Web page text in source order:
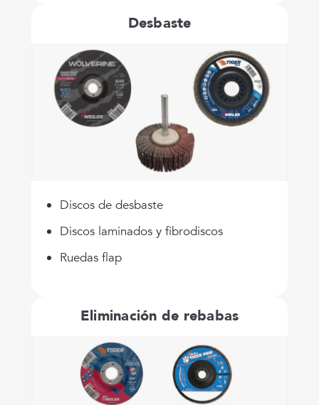
Desbaste
Discos de desbaste
Discos laminados y fibrodiscos
Ruedas flap
Eliminación de rebabas